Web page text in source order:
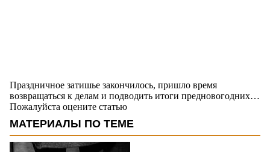
Праздничное затишье закончилось, пришло время
возвращаться к делам и подводить итоги предновогодних…
Пожалуйста оцените статью
МАТЕРИАЛЫ ПО ТЕМЕ